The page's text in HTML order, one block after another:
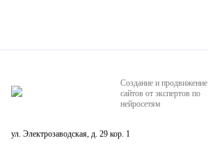
Создание и продвижение
сайтов от экспертов по
нейросетям
ул. Электрозаводская, д. 29 кор. 1